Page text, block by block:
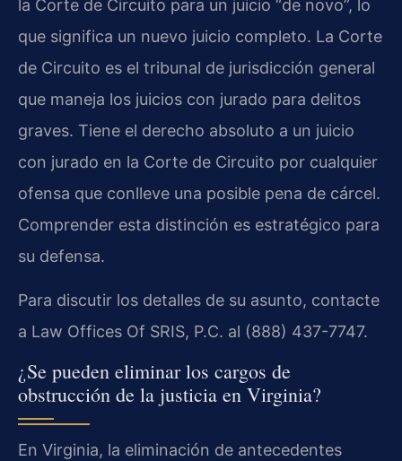
la Corte de Circuito para un juicio “de novo”, lo
que significa un nuevo juicio completo. La Corte
de Circuito es el tribunal de jurisdicción general
que maneja los juicios con jurado para delitos
graves. Tiene el derecho absoluto a un juicio
con jurado en la Corte de Circuito por cualquier
ofensa que conlleve una posible pena de cárcel.
Comprender esta distinción es estratégico para
su defensa.
Para discutir los detalles de su asunto, contacte
a Law Offices Of SRIS, P.C. al (888) 437-7747.
¿Se pueden eliminar los cargos de
obstrucción de la justicia en Virginia?
En Virginia, la eliminación de antecedentes